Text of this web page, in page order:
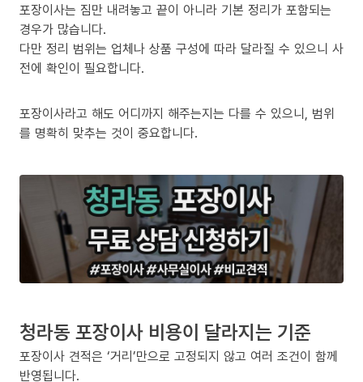
포장이사는 짐만 내려놓고 끝이 아니라 기본 정리가 포함되는
경우가 많습니다.
다만 정리 범위는 업체나 상품 구성에 따라 달라질 수 있으니 사
전에 확인이 필요합니다.
포장이사라고 해도 어디까지 해주는지는 다를 수 있으니, 범위
를 명확히 맞추는 것이 중요합니다.
청라동 포장이사 비용이 달라지는 기준
포장이사 견적은 ‘거리’만으로 고정되지 않고 여러 조건이 함께
반영됩니다.